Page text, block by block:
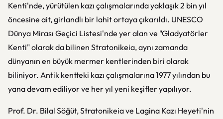
Kenti'nde, yürütülen kazı çalışmalarında yaklaşık 2 bin yıl
öncesine ait, girlandlı bir lahit ortaya çıkarıldı. UNESCO
Dünya Mirası Geçici Listesi'nde yer alan ve "Gladyatörler
Kenti" olarak da bilinen Stratonikeia, aynı zamanda
dünyanın en büyük mermer kentlerinden biri olarak
biliniyor. Antik kentteki kazı çalışmalarına 1977 yılından bu
yana devam ediliyor ve her yıl yeni keşifler yapılıyor.
Prof. Dr. Bilal Söğüt, Stratonikeia ve Lagina Kazı Heyeti'nin